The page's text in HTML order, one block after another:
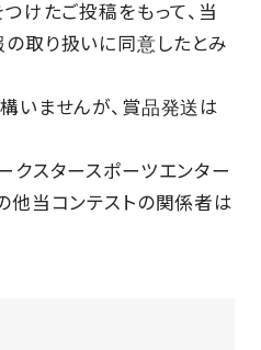
けたご投稿をもって、当
取り扱いに同意したとみ
いませんが、賞品発送は
クスタースポーツエンター
他当コンテストの関係者は